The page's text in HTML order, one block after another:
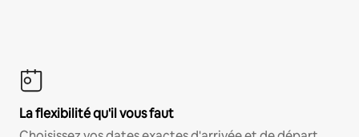
La flexibilité qu'il vous faut